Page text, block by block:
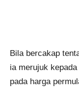
Bila bercakap
ia merujuk
pada harga